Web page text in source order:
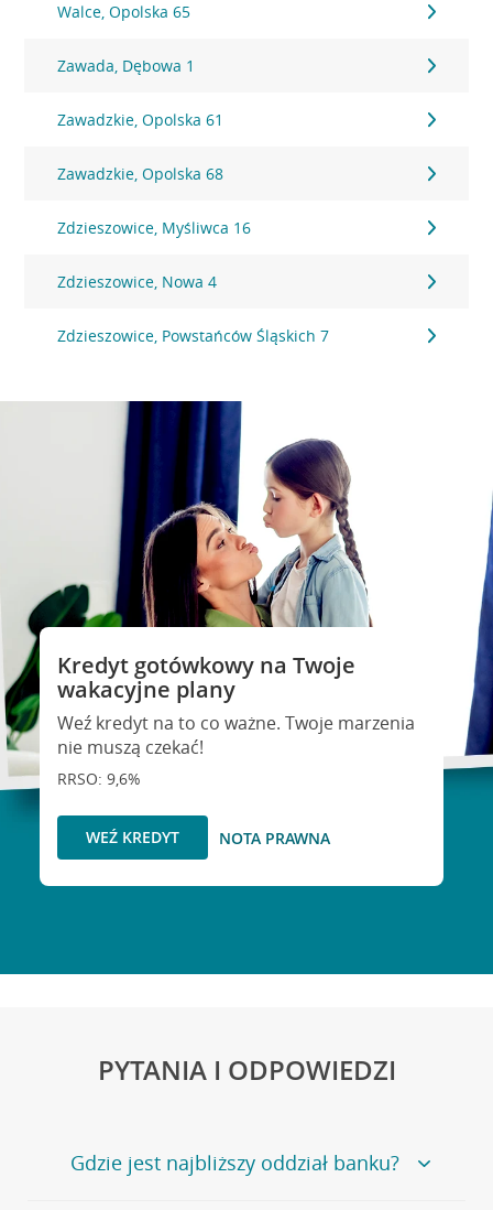
Walce, Opolska 65
Zawada, Dębowa 1
Zawadzkie, Opolska 61
Zawadzkie, Opolska 68
Zdzieszowice, Myśliwca 16
Zdzieszowice, Nowa 4
Zdzieszowice, Powstańców Śląskich 7
Kredyt gotówkowy na Twoje
wakacyjne plany
Weź kredyt na to co ważne. Twoje marzenia
nie muszą czekać!
RRSO: 9,6%
WEŹ KREDYT NOTA PRAWNA
PYTANIA I ODPOWIEDZI
Gdzie jest najbliższy oddział banku?